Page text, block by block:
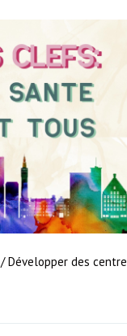
/ Développer des